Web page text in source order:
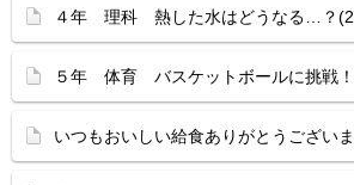
４年 理科 熱した水はどうなる…？
５年 体育 バスケットボールに挑戦
いつもおいしい給食ありがとうござい